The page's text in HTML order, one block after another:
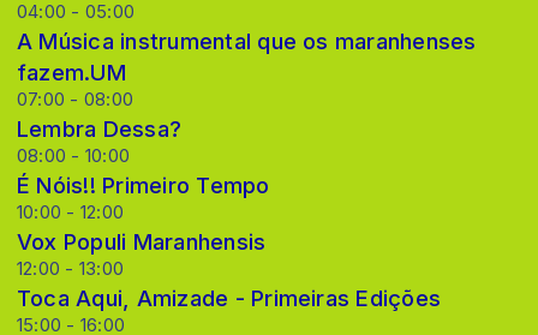
04:00 - 05:00
A Música instrumental que os maranhenses
fazem.UM
07:00 - 08:00
Lembra Dessa?
08:00 - 10:00
É Nóis!! Primeiro Tempo
10:00 - 12:00
Vox Populi Maranhensis
12:00 - 13:00
Toca Aqui, Amizade - Primeiras Edições
15:00 - 16:00